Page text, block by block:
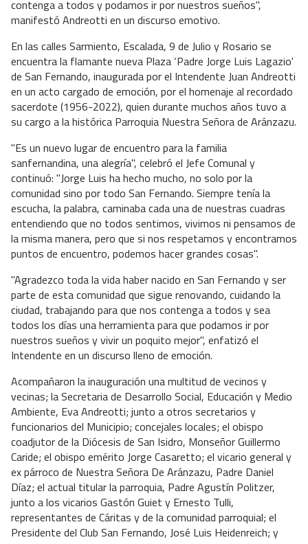
contenga a todos y podamos ir por nuestros sueños",
manifestó Andreotti en un discurso emotivo.
En las calles Sarmiento, Escalada, 9 de Julio y Rosario se
encuentra la flamante nueva Plaza ‘Padre Jorge Luis Lagazio'
de San Fernando, inaugurada por el Intendente Juan Andreotti
en un acto cargado de emoción, por el homenaje al recordado
sacerdote (1956-2022), quien durante muchos años tuvo a
su cargo a la histórica Parroquia Nuestra Señora de Aránzazu.
"Es un nuevo lugar de encuentro para la familia
sanfernandina, una alegría", celebró el Jefe Comunal y
continuó: "Jorge Luis ha hecho mucho, no solo por la
comunidad sino por todo San Fernando. Siempre tenía la
escucha, la palabra, caminaba cada una de nuestras cuadras
entendiendo que no todos sentimos, vivimos ni pensamos de
la misma manera, pero que si nos respetamos y encontramos
puntos de encuentro, podemos hacer grandes cosas".
"Agradezco toda la vida haber nacido en San Fernando y ser
parte de esta comunidad que sigue renovando, cuidando la
ciudad, trabajando para que nos contenga a todos y sea
todos los días una herramienta para que podamos ir por
nuestros sueños y vivir un poquito mejor", enfatizó el
Intendente en un discurso lleno de emoción.
Acompañaron la inauguración una multitud de vecinos y
vecinas; la Secretaria de Desarrollo Social, Educación y Medio
Ambiente, Eva Andreotti; junto a otros secretarios y
funcionarios del Municipio; concejales locales; el obispo
coadjutor de la Diócesis de San Isidro, Monseñor Guillermo
Caride; el obispo emérito Jorge Casaretto; el vicario general y
ex párroco de Nuestra Señora De Aránzazu, Padre Daniel
Díaz; el actual titular la parroquia, Padre Agustín Politzer,
junto a los vicarios Gastón Guiet y Ernesto Tulli,
representantes de Cáritas y de la comunidad parroquial; el
Presidente del Club San Fernando, José Luis Heidenreich; y